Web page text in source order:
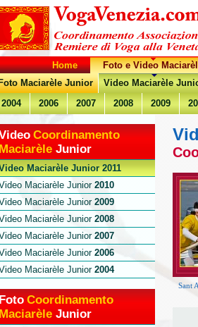
Sant
Home Foto e Video
Maciarèle Junior
Video Maciarèle
2004
2006 2007 2008 2009
Coordinamento
Junior
Maciarèle Junior2011
Maciarèle Junior2010
Maciarèle Junior2009
Maciarèle Junior 2008
Maciarèle Junior2007
Maciarèle Junior 2006
Maciarèle Junior 2004
Coordinamento
Junior